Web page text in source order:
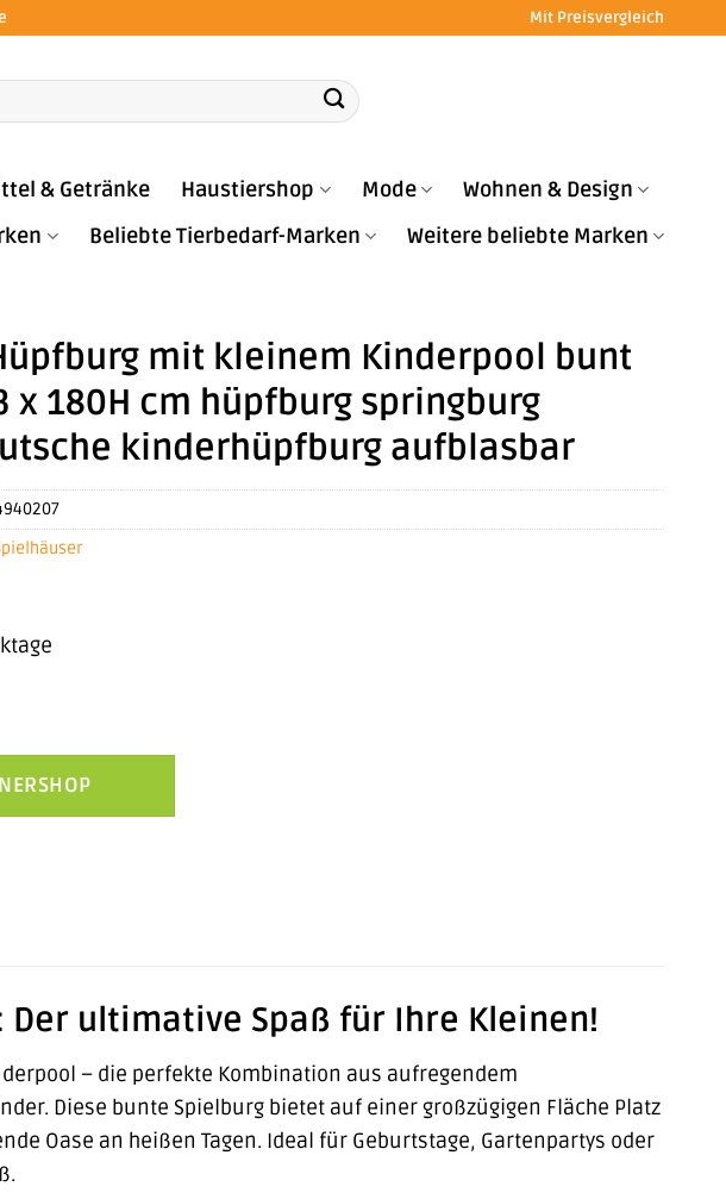
Mit Preisvergleich
& Getränke Haustiershop Mode
Wohnen & Design
Beliebte Tierbedarf-Marken Weitere beliebte Marken
mit kleinem Kinderpool bunt
x 180H cm hüpfburg springburg
kinderhüpfburg aufblasbar
ultimative Spaß für Ihre Kleinen!
– die perfekte Kombination aus aufregendem
Diese bunte Spielburg bietet auf einer großzügigen Fläche Platz
Oase an heißen Tagen. Ideal für Geburtstage, Gartenpartys oder